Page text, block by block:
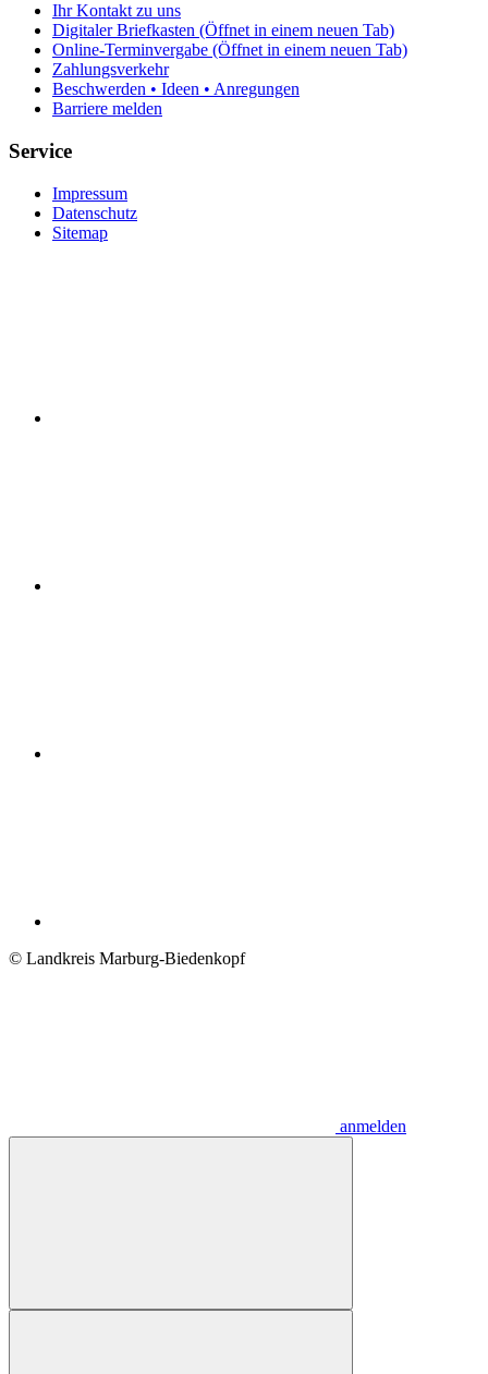
Ihr Kontakt zu uns
Digitaler Briefkasten (Öffnet in einem neuen Tab)
Online-Terminvergabe (Öffnet in einem neuen Tab)
Zahlungsverkehr
Beschwerden • Ideen • Anregungen
Barriere melden
Service
Impressum
Datenschutz
Sitemap
© Landkreis Marburg-Biedenkopf
anmelden